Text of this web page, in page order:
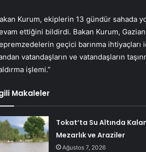
Kurum, ekiplerin 13 gündür sahada
ettiğini bildirdi. Bakan Kurum,
geçici barınma ihtiyaçları
vatandaşların ve vatandaşların
işlemi.”
Makaleler
Tokat’ta Su Altında
Mezarlık ve Araziler
Ağustos 7, 2026